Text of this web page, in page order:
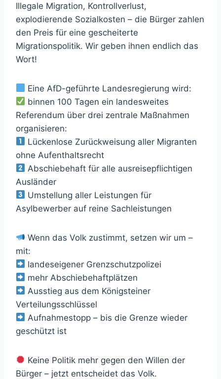
Illegale Migration, Kontrollverlust,
explodierende Sozialkosten – die Bürger zahlen
den Preis für eine gescheiterte
Migrationspolitik. Wir geben ihnen endlich das
Wort!
Eine AfD-geführte Landesregierung wird:
binnen 100 Tagen ein landesweites
Referendum über drei zentrale Maßnahmen
organisieren:
Lückenlose Zurückweisung aller Migranten
ohne Aufenthaltsrecht
Abschiebehaft für alle ausreisepflichtigen
Ausländer
Umstellung aller Leistungen für
Asylbewerber auf reine Sachleistungen
Wenn das Volk zustimmt, setzen wir um –
mit:
landeseigener Grenzschutzpolizei
mehr Abschiebehaftplätzen
Ausstieg aus dem Königsteiner
Verteilungsschlüssel
Aufnahmestopp – bis die Grenze wieder
geschützt ist
Keine Politik mehr gegen den Willen der
Bürger – jetzt entscheidet das Volk.